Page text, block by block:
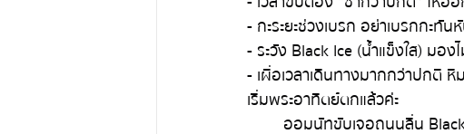
- กะระยะช่วงเบรก อย่าเบรกกะทั
- ระวัง Black Ice (น้ำแข็งใส) มอ
- เผื่อเวลาเดินทางมากกว่าปกติ
เริ่มพระอาทิตย์ตกแล้วค่ะ